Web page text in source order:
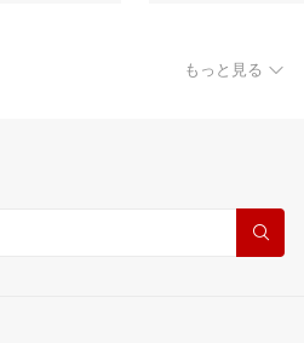
もっと見る